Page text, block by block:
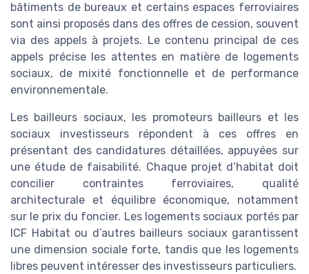
bâtiments de bureaux et certains espaces ferroviaires
sont ainsi proposés dans des offres de cession, souvent
via des appels à projets. Le contenu principal de ces
appels précise les attentes en matière de logements
sociaux, de mixité fonctionnelle et de performance
environnementale.
Les bailleurs sociaux, les promoteurs bailleurs et les
sociaux investisseurs répondent à ces offres en
présentant des candidatures détaillées, appuyées sur
une étude de faisabilité. Chaque projet d’habitat doit
concilier contraintes ferroviaires, qualité
architecturale et équilibre économique, notamment
sur le prix du foncier. Les logements sociaux portés par
ICF Habitat ou d’autres bailleurs sociaux garantissent
une dimension sociale forte, tandis que les logements
libres peuvent intéresser des investisseurs particuliers.